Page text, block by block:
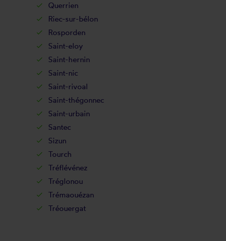
Querrien
Riec-sur-bélon
Rosporden
Saint-eloy
Saint-hernin
Saint-nic
Saint-rivoal
Saint-thégonnec
Saint-urbain
Santec
Sizun
Tourch
Tréflévénez
Tréglonou
Trémaouézan
Tréouergat